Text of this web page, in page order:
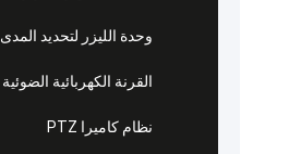
وحدة الليزر لتحديد المدى
القرنة الكهربائية الضوئية
نظام كاميرا PTZ